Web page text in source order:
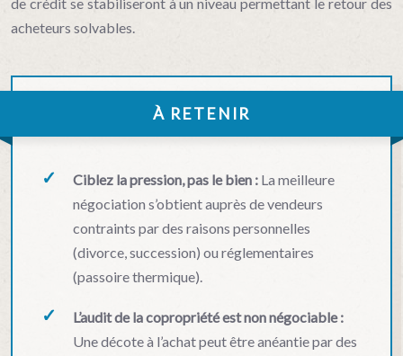
acheteurs solvables.
À RETENIR
Ciblez la pression, pas le bien : La meilleure
négociation s’obtient auprès de vendeurs
contraints par des raisons personnelles
(divorce, succession) ou réglementaires
(passoire thermique).
L’audit de la copropriété est non négociable :
Une décote à l’achat peut être anéantie par des